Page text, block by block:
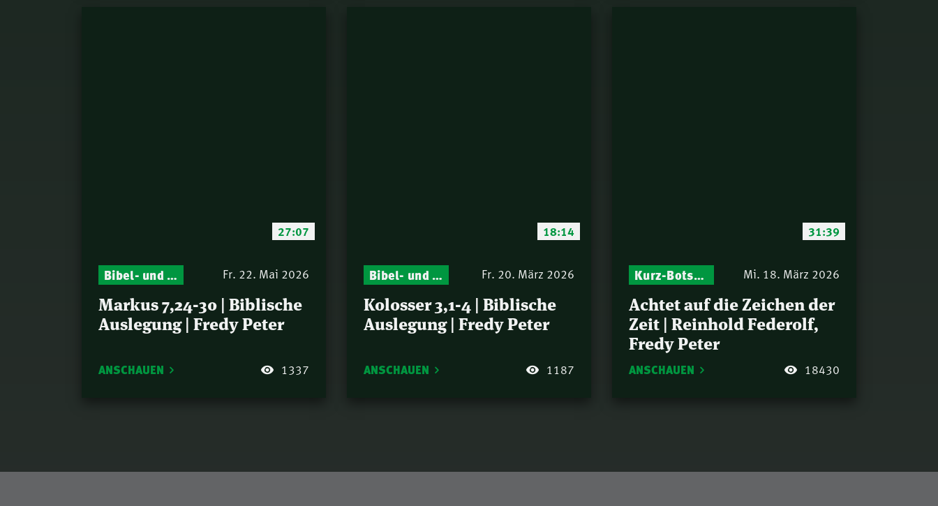
27:07
Bibel- und Gebetsstunde – Jeden Donnerstag neu: Vers-für-Vers-Auslegungen Fr. 22. Mai 2026
Markus 7,24-30 | Biblische
Auslegung | Fredy Peter
ANSCHAUEN 1337
18:14
Bibel- und Gebetsstunde – Jeden Donnerstag neu: Vers-für-Vers-Auslegungen Fr. 20. März 2026
Kolosser 3,1-4 | Biblische
Auslegung | Fredy Peter
ANSCHAUEN 1187
31:39
Kurz-Botschaften – Biblische Impulse mit Zukunft im Blick Mi. 18. März 2026
Achtet auf die Zeichen der
Zeit | Reinhold Federolf,
Fredy Peter
ANSCHAUEN 18430